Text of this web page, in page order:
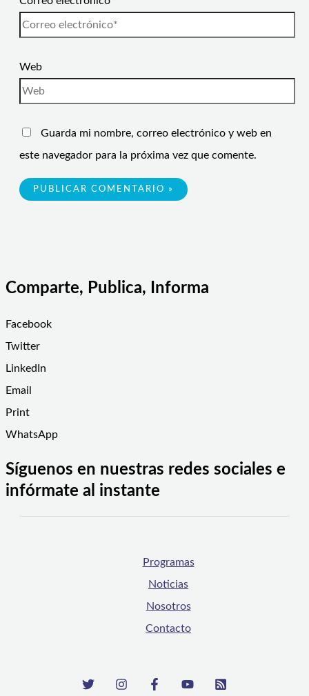
Web
Guarda mi nombre, correo electrónico y web en
este navegador para la próxima vez que comente.
Comparte, Publica, Informa
Facebook
Twitter
LinkedIn
Email
Print
WhatsApp
Síguenos en nuestras redes sociales e
infórmate al instante
Programas
Noticias
Nosotros
Contacto